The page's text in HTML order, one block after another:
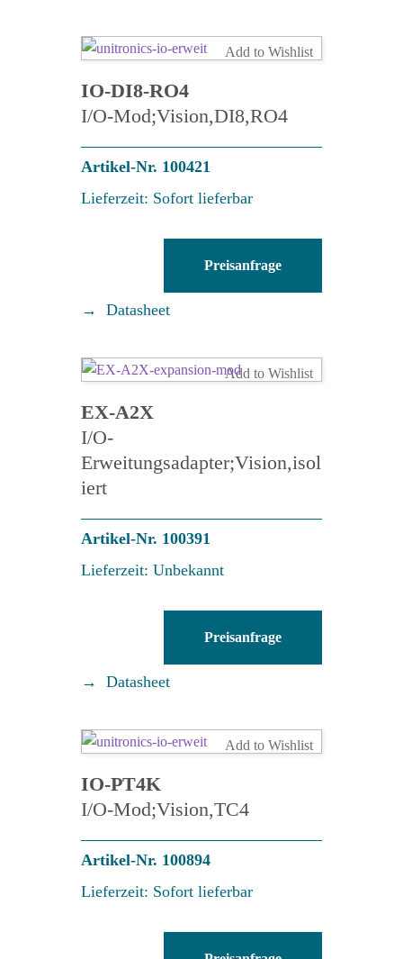
Add to Wishlist
IO-DI8-RO4
I/O-Mod;Vision,DI8,RO4
Artikel-Nr. 100421
Lieferzeit: Sofort lieferbar
RO4
Menge
Preisanfrage
Datasheet
Add to Wishlist
EX-A2X
I/O-
Erweitungsadapter;Vision,isol
iert
Artikel-Nr. 100391
Lieferzeit: Unbekannt
Menge
Preisanfrage
Datasheet
Add to Wishlist
IO-PT4K
I/O-Mod;Vision,TC4
Artikel-Nr. 100894
Lieferzeit: Sofort lieferbar